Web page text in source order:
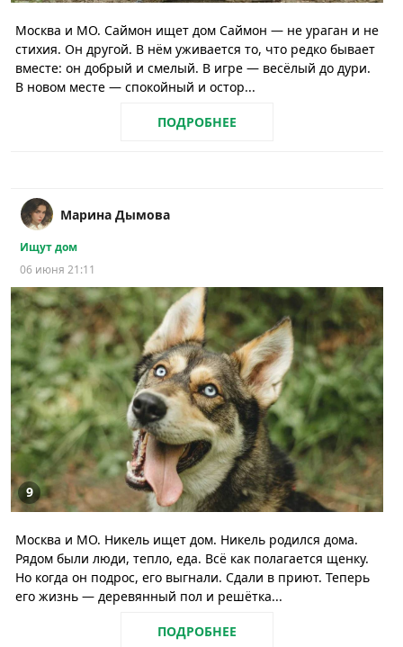
Москва и МО. Саймон ищет дом Саймон — не ураган и не
стихия. Он другой. В нём уживается то, что редко бывает
вместе: он добрый и смелый. В игре — весёлый до дури.
В новом месте — спокойный и остор...
ПОДРОБНЕЕ
Марина Дымова
Ищут дом
06 июня 21:11
9
Москва и МО. Никель ищет дом. Никель родился дома.
Рядом были люди, тепло, еда. Всё как полагается щенку.
Но когда он подрос, его выгнали. Сдали в приют. Теперь
его жизнь — деревянный пол и решётка...
ПОДРОБНЕЕ